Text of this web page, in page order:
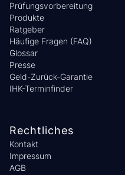
Prüfungsvorbereitung
Produkte
Ratgeber
Häufige Fragen (FAQ)
Glossar
Presse
Geld-Zurück-Garantie
IHK-Terminfinder
Rechtliches
Kontakt
Impressum
AGB